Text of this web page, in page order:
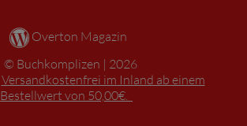
Overton Magazin
Buchkomplizen
2026
Versandkostenfrei im Inland ab einem
Bestellwert von 50,00€.